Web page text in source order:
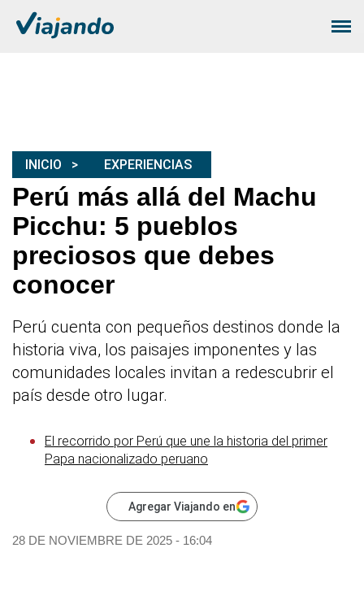
INICIO EXPERIENCIAS
Perú más allá del Machu
Picchu: 5 pueblos
preciosos que debes
conocer
Perú cuenta con pequeños destinos donde la
historia viva, los paisajes imponentes y las
comunidades locales invitan a redescubrir el
país desde otro lugar.
El recorrido por Perú que une la historia del primer
Papa nacionalizado peruano
Agregar Viajando en
28 DE NOVIEMBRE DE 2025 - 16:04